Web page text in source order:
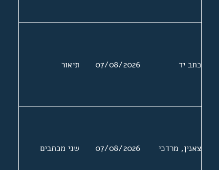
כתב יד 07/08/2026 תיאור
צאנין, מרדכי 07/08/2026 שני מכתבים